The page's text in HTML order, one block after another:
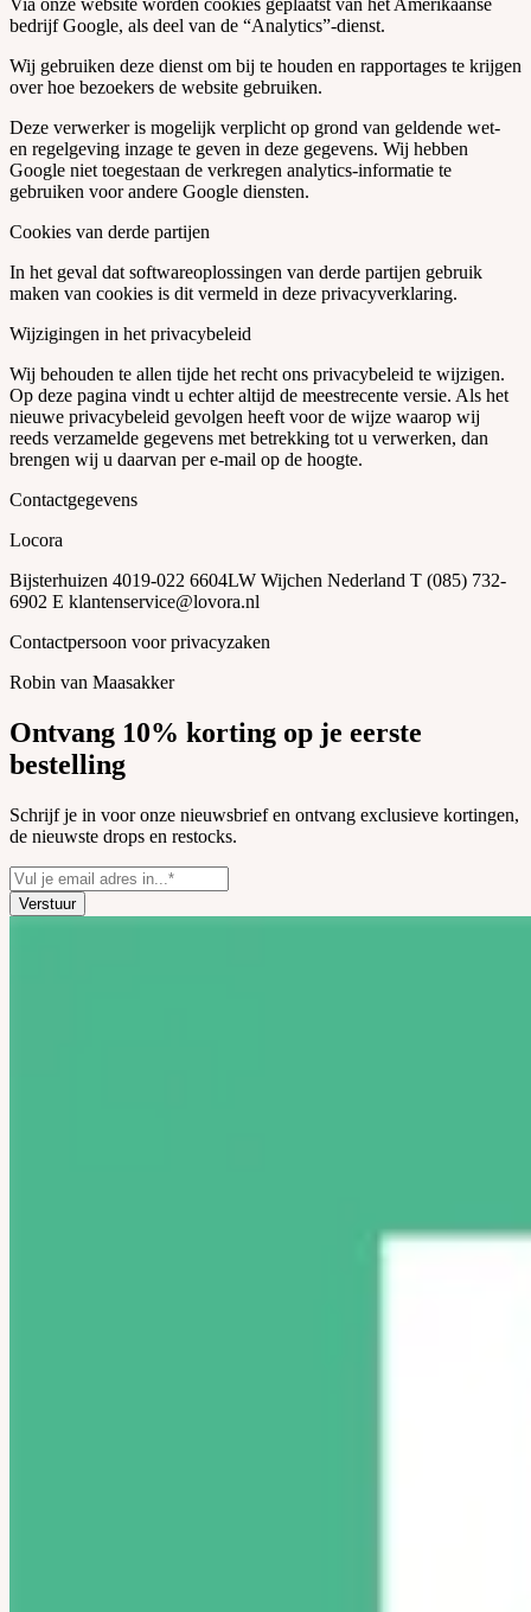
bedrijf Google, als deel van de “Analytics”-dienst.
Wij gebruiken deze dienst om bij te houden en rapportages te krijgen
over hoe bezoekers de website gebruiken.
Deze verwerker is mogelijk verplicht op grond van geldende wet-
en regelgeving inzage te geven in deze gegevens. Wij hebben
Google niet toegestaan de verkregen analytics-informatie te
gebruiken voor andere Google diensten.
Cookies van derde partijen
In het geval dat softwareoplossingen van derde partijen gebruik
maken van cookies is dit vermeld in deze privacyverklaring.
Wijzigingen in het privacybeleid
Wij behouden te allen tijde het recht ons privacybeleid te wijzigen.
Op deze pagina vindt u echter altijd de meestrecente versie. Als het
nieuwe privacybeleid gevolgen heeft voor de wijze waarop wij
reeds verzamelde gegevens met betrekking tot u verwerken, dan
brengen wij u daarvan per e-mail op de hoogte.
Contactgegevens
Locora
Bijsterhuizen 4019-022 6604LW Wijchen Nederland T (085) 732-
6902 E klantenservice@lovora.nl
Contactpersoon voor privacyzaken
Robin van Maasakker
Ontvang 10% korting op je eerste
bestelling
Schrijf je in voor onze nieuwsbrief en ontvang exclusieve kortingen,
de nieuwste drops en restocks.
Verstuur